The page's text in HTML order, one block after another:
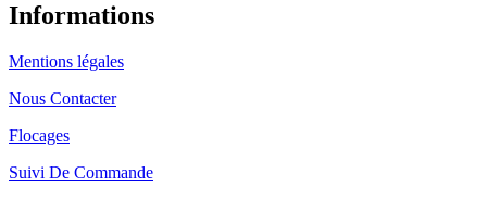
Informations
Mentions légales
Nous Contacter
Flocages
Suivi De Commande